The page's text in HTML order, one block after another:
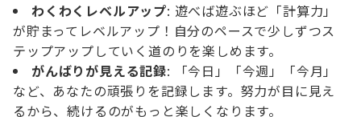
わくわくレベルアップ: 遊べば遊ぶほど「計算力」
が貯まってレベルアップ！自分のペースで少しずつス
テップアップしていく道のりを楽しめます。
がんばりが見える記録: 「今日」「今週」「今月」
など、あなたの頑張りを記録します。努力が目に見え
るから、続けるのがもっと楽しくなります。